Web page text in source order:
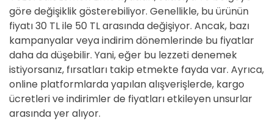
göre değişiklik gösterebiliyor. Genellikle, bu ürünün
fiyatı 30 TL ile 50 TL arasında değişiyor. Ancak, bazı
kampanyalar veya indirim dönemlerinde bu fiyatlar
daha da düşebilir. Yani, eğer bu lezzeti denemek
istiyorsanız, fırsatları takip etmekte fayda var. Ayrıca,
online platformlarda yapılan alışverişlerde, kargo
ücretleri ve indirimler de fiyatları etkileyen unsurlar
arasında yer alıyor.